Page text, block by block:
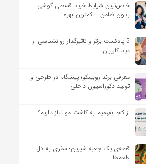
خاص‌ترین شرایط خرید قسطی گوشی
بدون ضامن + کمترین بهره
5 پادکست برتر و تاثیرگذار روانشناسی از
دید کاربران!
معرفی برند روبینکو؛ پیشگام در طرحی و
تولید دکوراسیون داخلی
از کجا بفهمیم به کاشت مو نیاز داریم؟
قصه‌ی یک جعبه شیرین؛ سفری به دل
طعم‌ها